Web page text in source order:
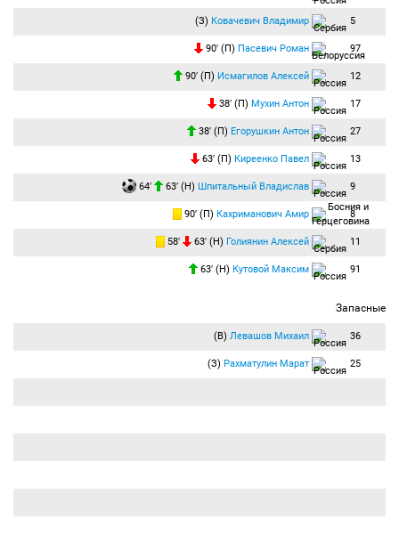
(З) Ковачевич Владимир 5
90′ (П) Пасевич Роман 97
90′ (П) Исмагилов Алексей 12
38′ (П) Мухин Антон 17
38′ (П) Егорушкин Антон 27
63′ (П) Киреенко Павел 13
64′ 63′ (Н) Шпитальный Владислав 9
90′ (П) Кахриманович Амир 8
58′ 63′ (Н) Голиянин Алексей 11
63′ (Н) Кутовой Максим 91
Запасные
(В) Левашов Михаил 36
(З) Рахматулин Марат 25